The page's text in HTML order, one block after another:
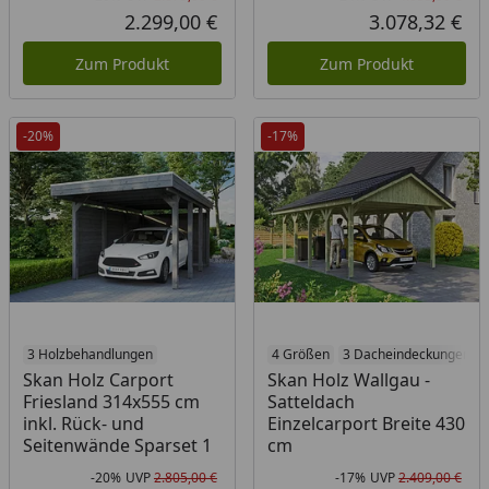
Rabatt in Prozent
Ursprünglicher Preis
Aktueller Preis
2.299,00 €
Zum Produkt
3.078,32 €
Zum Produkt
-20%
3 Holzbehandlungen
Skan Holz Carport
Friesland 314x555 cm
inkl. Rück- und
Seitenwände Sparset 1
-20% UVP2.805,00 €
-17%
4 Größen 3 Dacheindeckungen
Skan Holz Wallgau -
Satteldach
Einzelcarport Breite 430
cm
-17% UVP2.409,00 €